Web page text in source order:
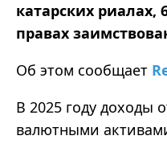
катарских
правах
Об этом сообщает
В 2025 году доходы
валютными